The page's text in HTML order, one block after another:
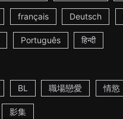
français Deutsch
Português हिन्दी
BL 職場戀愛 情慾
影集